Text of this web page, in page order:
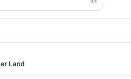
Land